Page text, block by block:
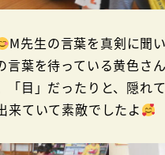
M先生の言葉を真剣に聞
言葉を待っている黄色さ
「目」だったりと、隠れ
来ていて素敵でしたよ